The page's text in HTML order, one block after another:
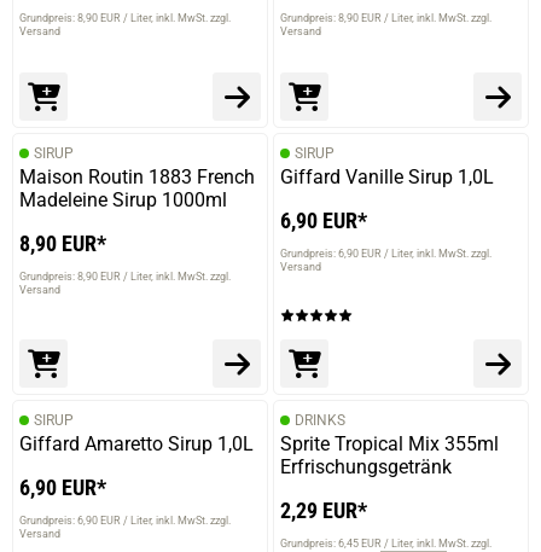
Grundpreis: 8,90 EUR / Liter inkl. MwSt. zzgl.
Versand
Grundpreis: 8,90 EUR / Liter inkl. MwSt. zzgl.
Versand
SIRUP
Maison Routin 1883 French
Madeleine Sirup 1000ml
8,90 EUR*
Grundpreis: 8,90 EUR / Liter inkl. MwSt. zzgl.
Versand
SIRUP
Giffard Vanille Sirup 1,0L
6,90 EUR*
Grundpreis: 6,90 EUR / Liter inkl. MwSt. zzgl.
Versand
SIRUP
Giffard Amaretto Sirup 1,0L
6,90 EUR*
Grundpreis: 6,90 EUR / Liter inkl. MwSt. zzgl.
Versand
DRINKS
Sprite Tropical Mix 355ml
Erfrischungsgetränk
2,29 EUR*
Grundpreis: 6,45 EUR / Liter inkl. MwSt. zzgl.